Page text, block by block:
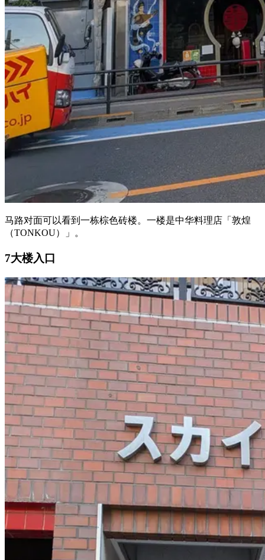
马路对面可以看到一栋棕色砖楼。一楼是中华料理店「敦煌
（TONKOU）」。
7大楼入口